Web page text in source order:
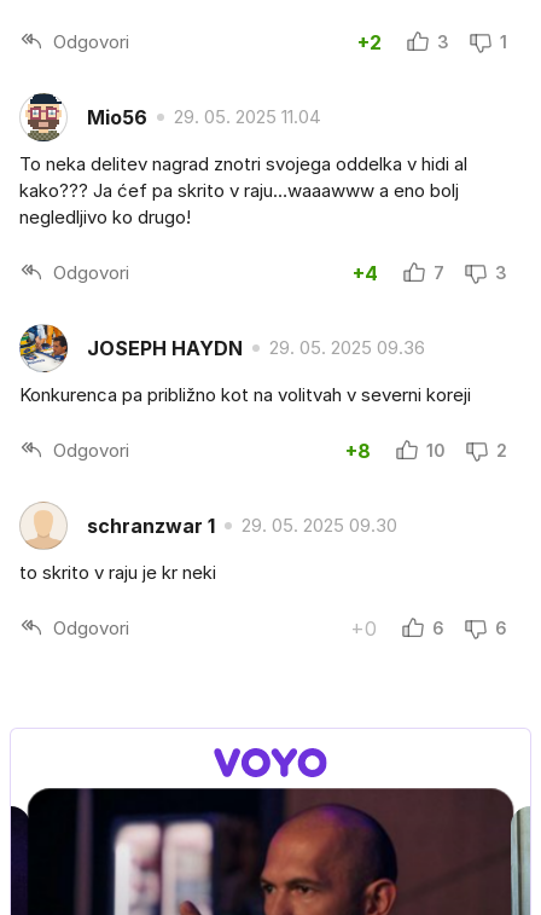
Odgovori +2 3 1
Mio56 29. 05. 2025 11.04
To neka delitev nagrad znotri svojega oddelka v hidi al
kako??? Ja ćef pa skrito v raju…waaawww a eno bolj
negledljivo ko drugo!
Odgovori +4 7 3
JOSEPH HAYDN 29. 05. 2025 09.36
Konkurenca pa približno kot na volitvah v severni koreji
Odgovori +8 10 2
schranzwar 1 29. 05. 2025 09.30
to skrito v raju je kr neki
Odgovori +0 6 6